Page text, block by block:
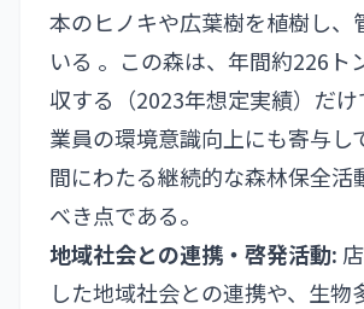
本のヒノキや広葉樹を植樹し、
いる 。この森は、年間約226ト
収する（2023年想定実績）だ
業員の環境意識向上にも寄与し
間にわたる継続的な森林保全活
べき点である。
地域社会との連携・啓発活動:
した地域社会との連携や、生物